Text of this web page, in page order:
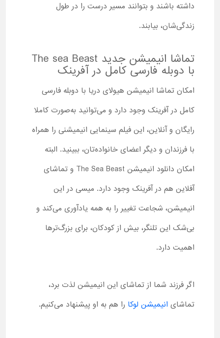
داشته باشند و بتوانند مسیر درست را در طول
زندگی‌شان، بیابند.
تماشا انیمیشن جدید The sea Beast
با دوبله فارسی کامل در آفرینک
امکان تماشا انیمیشن هیولای دریا با دوبله فارسی
کامل در آفرینک وجود دارد و می‌توانید به‌صورت کاملا
رایگان و آنلاین، این فیلم سینمایی انیمیشنی را همراه
با فرزندان و دیگر اعضای خانواده‌تان، ببینید. البته
امکان دانلود انیمیشن The Sea Beast و تماشای
آفلاین هم در آفرینک وجود دارد. میسی در این
انیمیشن، شجاعت تغییر را به همه یادآوری می‌کند و
بی‌شک این تلنگر، بیش از کودکان، برای بزرگ‌ترها
اهمیت دارد.
اگر فرزند شما از تماشای این انیمیشن لذت برد،
تماشای انیمیشن لوکا را هم به او پیشنهاد می‌کنیم.